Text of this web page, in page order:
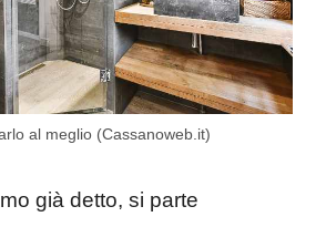
al meglio (Cassanoweb.it)
già detto, si parte